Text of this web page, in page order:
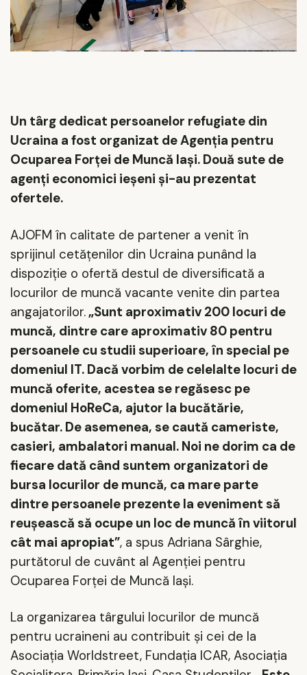
Un târg dedicat persoanelor refugiate din
Ucraina a fost organizat de Agenția pentru
Ocuparea Forței de Muncă Iași. Două sute de
agenţi economici ieşeni şi-au prezentat
ofertele.
AJOFM în calitate de partener a venit în
sprijinul cetăţenilor din Ucraina punând la
dispoziţie o ofertă destul de diversificată a
locurilor de muncă vacante venite din partea
angajatorilor. „Sunt aproximativ 200 locuri de
muncă, dintre care aproximativ 80 pentru
persoanele cu studii superioare, în special pe
domeniul IT. Dacă vorbim de celelalte locuri de
muncă oferite, acestea se regăsesc pe
domeniul HoReCa, ajutor la bucătărie,
bucătar. De asemenea, se caută cameriste,
casieri, ambalatori manual. Noi ne dorim ca de
fiecare dată când suntem organizatori de
bursa locurilor de muncă, ca mare parte
dintre persoanele prezente la eveniment să
reușească să ocupe un loc de muncă în viitorul
cât mai apropiat”, a spus Adriana Sârghie,
purtătorul de cuvânt al Agenţiei pentru
Ocuparea Forţei de Muncă Iaşi.
La organizarea târgului locurilor de muncă
pentru ucraineni au contribuit şi cei de la
Asociaţia Worldstreet, Fundaţia ICAR, Asociaţia